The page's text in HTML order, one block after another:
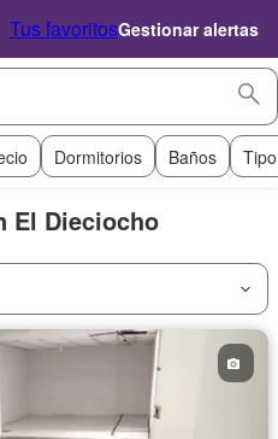
Tus favoritosGestionar alertas
Dormitorios Baños
El Dieciocho